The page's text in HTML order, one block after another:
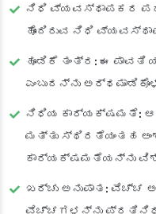
ನಿಧಿ ವ್ಯವಸ್ಥಾಪಕರ
ಹೊಂದಿರುವ ನಿಧಿ
ಹೂಡಿಕೆ ತಂತ್ರ: ಈ ಪಾವತಿ
ಎಂಬುದನ್ನು
ನಿಧಿಯ ಕಾರ್ಯಕ್ಷಮತೆ:
ಮತ್ತು ಸ್ಥಿರತೆಯಂತಹ
ಕಾರ್ಯಕ್ಷಮತೆಯನ್ನು
ಖರ್ಚು ಅನುಪಾತ: ವೆಚ್ಚ